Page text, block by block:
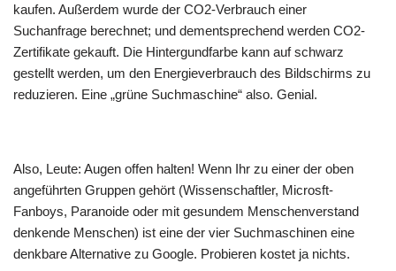
kaufen. Außerdem wurde der CO2-Verbrauch einer
Suchanfrage berechnet; und dementsprechend werden CO2-
Zertifikate gekauft. Die Hintergundfarbe kann auf schwarz
gestellt werden, um den Energieverbrauch des Bildschirms zu
reduzieren. Eine „grüne Suchmaschine“ also. Genial.
Also, Leute: Augen offen halten! Wenn Ihr zu einer der oben
angeführten Gruppen gehört (Wissenschaftler, Microsft-
Fanboys, Paranoide oder mit gesundem Menschenverstand
denkende Menschen) ist eine der vier Suchmaschinen eine
denkbare Alternative zu Google. Probieren kostet ja nichts.